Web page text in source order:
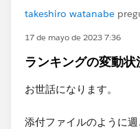
takeshiro watanabe
17 de mayo de 2023 7:36
ランキングの変動
お世話になります。
添付ファイルのように